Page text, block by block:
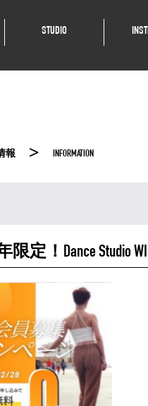
STUDIO
報 > INFORMATION
限定！Dance